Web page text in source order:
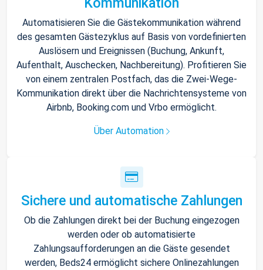
Automatisieren Sie die Gästekommunikation während
des gesamten Gästezyklus auf Basis von vordefinierten
Auslösern und Ereignissen (Buchung, Ankunft,
Aufenthalt, Auschecken, Nachbereitung). Profitieren Sie
von einem zentralen Postfach, das die Zwei-Wege-
Kommunikation direkt über die Nachrichtensysteme von
Airbnb, Booking.com und Vrbo ermöglicht.
Über Automation
Sichere und automatische Zahlungen
Ob die Zahlungen direkt bei der Buchung eingezogen
werden oder ob automatisierte
Zahlungsaufforderungen an die Gäste gesendet
werden, Beds24 ermöglicht sichere Onlinezahlungen